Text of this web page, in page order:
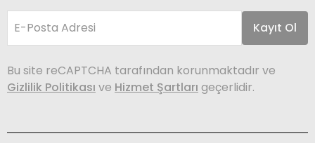
E-Posta Adresi Kayıt Ol
Bu site reCAPTCHA tarafından korunmaktadır ve
Gizlilik Politikası ve Hizmet Şartları geçerlidir.